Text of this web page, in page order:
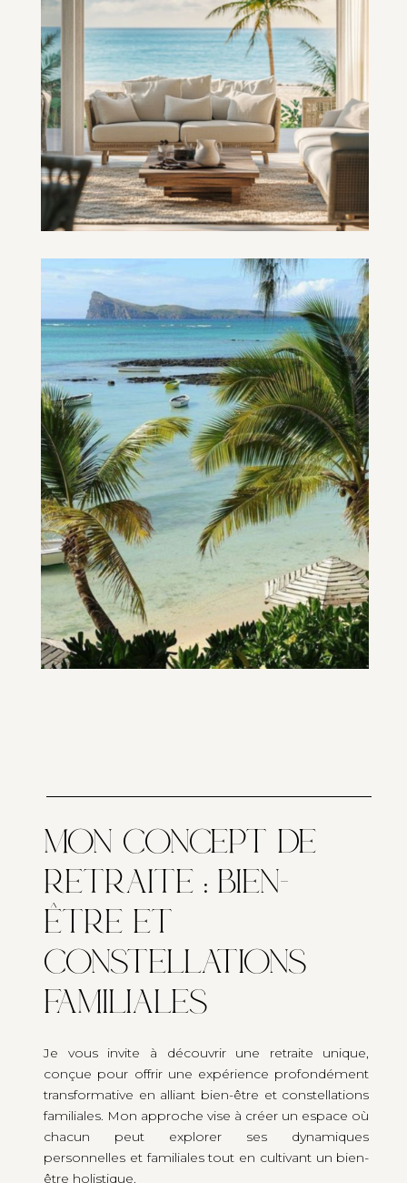
MON CONCEPT DE
RETRAITE : BIEN-
ÊTRE ET
CONSTELLATIONS
FAMILIALES
Je vous invite à découvrir une retraite unique,
conçue pour offrir une expérience profondément
transformative en alliant bien-être et constellations
familiales. Mon approche vise à créer un espace où
chacun peut explorer ses dynamiques
personnelles et familiales tout en cultivant un bien-
être holistique.